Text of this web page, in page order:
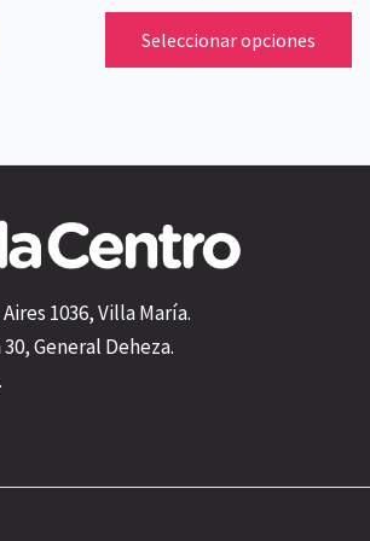
Seleccionar opciones
de
1036, Villa María.
General Deheza.